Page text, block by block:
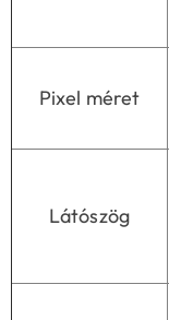
Pixel méret
Látószög